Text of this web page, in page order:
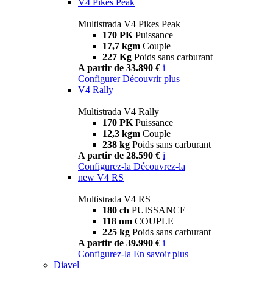
Multistrada V4 Pikes Peak
170 PK Puissance
17,7 kgm Couple
227 Kg Poids sans carburant
A partir de 33.890 € i
Configurer Découvrir plus
V4 Rally
Multistrada V4 Rally
170 PK Puissance
12,3 kgm Couple
238 kg Poids sans carburant
A partir de 28.590 € i
Configurez-la Découvrez-la
new V4 RS
Multistrada V4 RS
180 ch PUISSANCE
118 nm COUPLE
225 kg Poids sans carburant
A partir de 39.990 € i
Configurez-la En savoir plus
Diavel